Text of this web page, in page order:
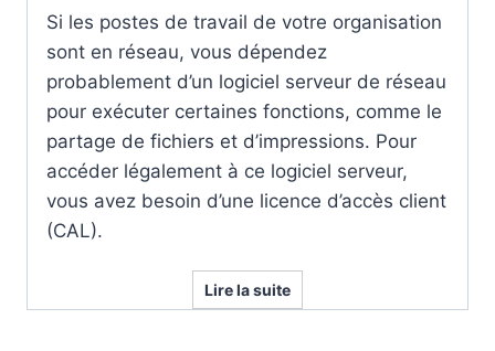
Si les postes de travail de votre organisation
sont en réseau, vous dépendez
probablement d’un logiciel serveur de réseau
pour exécuter certaines fonctions, comme le
partage de fichiers et d’impressions. Pour
accéder légalement à ce logiciel serveur,
vous avez besoin d’une licence d’accès client
(CAL).
Lire la suite